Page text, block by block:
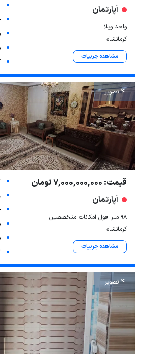
آپارتمان
واحد ویلا
کرمانشاه
مشاهده جزییات
4 تصویر
قیمت: 7,000,000,000 تومان
آپارتمان
۹۸ متر_فول امکانات_متخصصین
کرمانشاه
مشاهده جزییات
4 تصویر